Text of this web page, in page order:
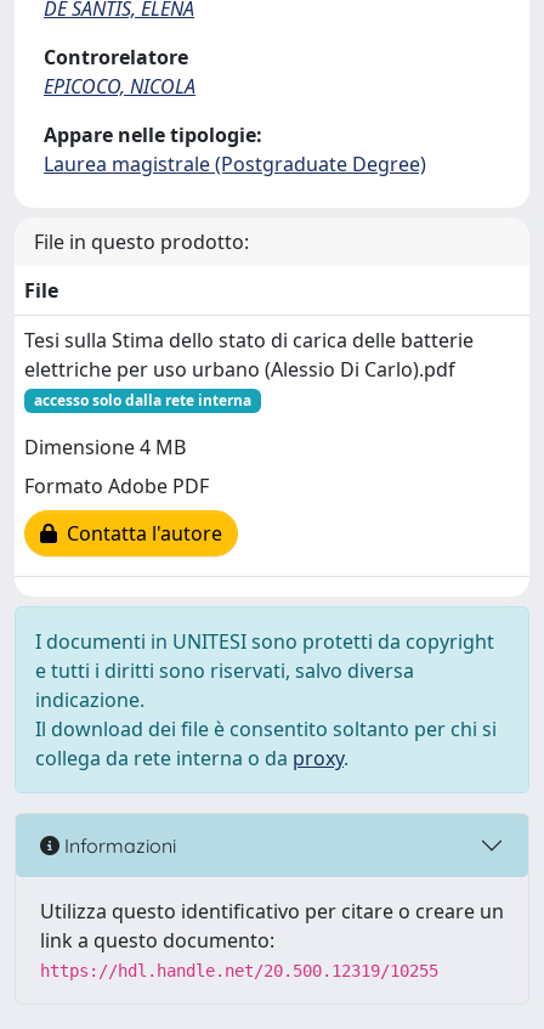
DE SANTIS, ELENA
Controrelatore
EPICOCO, NICOLA
Appare nelle tipologie:
Laurea magistrale (Postgraduate Degree)
File in questo prodotto:
File
Tesi sulla Stima dello stato di carica delle batterie
elettriche per uso urbano (Alessio Di Carlo).pdf
accesso solo dalla rete interna
Dimensione 4 MB
Formato Adobe PDF
Contatta l'autore
I documenti in UNITESI sono protetti da copyright
e tutti i diritti sono riservati, salvo diversa
indicazione.
Il download dei file è consentito soltanto per chi si
collega da rete interna o da proxy.
Informazioni
Utilizza questo identificativo per citare o creare un
link a questo documento:
https://hdl.handle.net/20.500.12319/10255